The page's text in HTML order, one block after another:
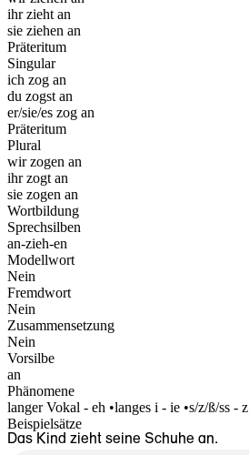
ihr zieht an
sie ziehen an
Präteritum
Singular
ich zog an
du zogst an
er/sie/es zog an
Präteritum
Plural
wir zogen an
ihr zogt an
sie zogen an
Wortbildung
Sprechsilben
an-zieh-en
Modellwort
Nein
Fremdwort
Nein
Zusammensetzung
Nein
Vorsilbe
an
Phänomene
langer Vokal - eh •langes i - ie •s/z/ß/ss - z
Beispielsätze
Das Kind zieht seine Schuhe an.